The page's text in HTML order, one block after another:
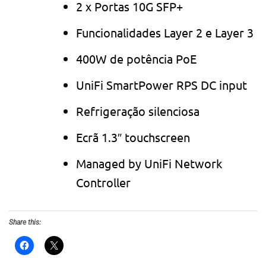
2 x Portas 10G SFP+
Funcionalidades Layer 2 e Layer 3
400W de potência PoE
UniFi SmartPower RPS DC input
Refrigeração silenciosa
Ecrã 1.3″ touchscreen
Managed by UniFi Network
Controller
Share this: